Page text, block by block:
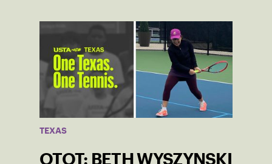
TEXAS
OTOT: BETH WYSZYNSKI